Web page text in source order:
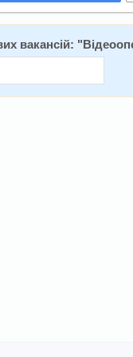
вакансій: "